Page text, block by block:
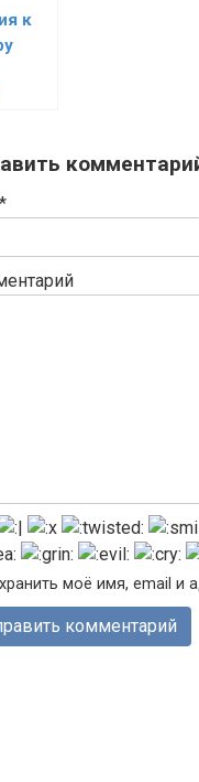
к
*
моё имя, email и